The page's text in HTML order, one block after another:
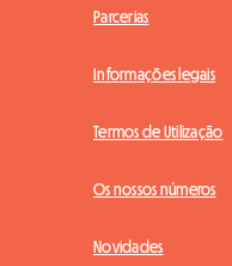
Parcerias
Informações legais
Termos de Utilização
Os nossos números
Novidades